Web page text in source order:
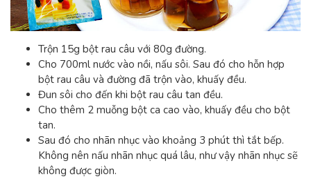
Trộn 15g bột rau câu với 80g đường.
Cho 700ml nước vào nồi, nấu sôi. Sau đó cho hỗn hợp
bột rau câu và đường đã trộn vào, khuấy đều.
Đun sôi cho đến khi bột rau câu tan đều.
Cho thêm 2 muỗng bột ca cao vào, khuấy đều cho bột
tan.
Sau đó cho nhãn nhục vào khoảng 3 phút thì tắt bếp.
Không nên nấu nhãn nhục quá lâu, như vậy nhãn nhục sẽ
không được giòn.